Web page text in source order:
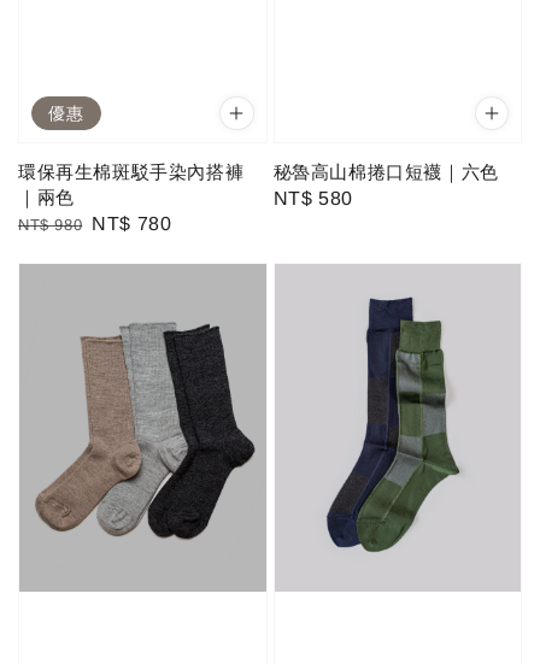
優惠
環保再生棉斑駁手染內搭褲
｜兩色
Regular
NT$ 980 Sale
NT$ 780
秘魯高山棉捲口短襪｜六色
Regular
NT$ 580